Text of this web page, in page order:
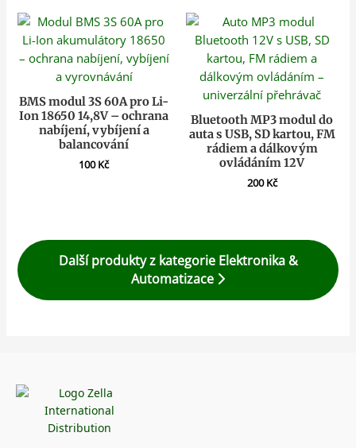
BMS modul 3S 60A pro Li-
Ion 18650 14,8V – ochrana
nabíjení, vybíjení a
balancování
100Kč
Bluetooth MP3 modul do
auta s USB, SD kartou, FM
rádiem a dálkovým
ovládáním 12V
200Kč
Další produkty z kategorie Elektronika &
Automatizace